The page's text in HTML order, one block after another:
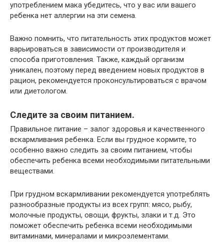
употреблением мака убедитесь, что у вас или вашего
ребенка нет аллергии на эти семена.
Важно помнить, что питательность этих продуктов может
варьироваться в зависимости от производителя и
способа приготовления. Также, каждый организм
уникален, поэтому перед введением новых продуктов в
рацион, рекомендуется проконсультироваться с врачом
или диетологом.
Следите за своим питанием.
Правильное питание – залог здоровья и качественного
вскармливания ребенка. Если вы грудное кормите, то
особенно важно следить за своим питанием, чтобы
обеспечить ребенка всеми необходимыми питательными
веществами.
При грудном вскармливании рекомендуется употреблять
разнообразные продукты из всех групп: мясо, рыбу,
молочные продукты, овощи, фрукты, злаки и т.д. Это
поможет обеспечить ребенка всеми необходимыми
витаминами, минералами и микроэлементами.